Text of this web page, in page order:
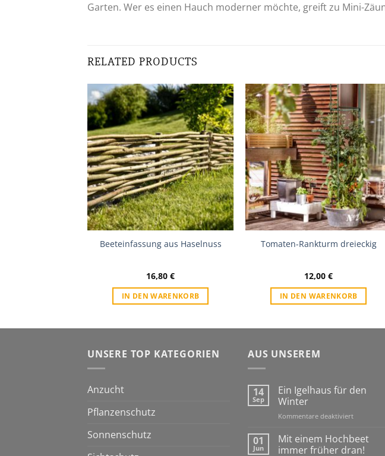
Garten. Wer es einen Hauch moderner möchte, greift zu Mini-
RELATED PRODUCTS
Zur
Wunschliste
Beeteinfassung aus Haselnuss
16,80€
IN DEN WARENKORB
Zur
Wunschliste
Tomaten-Rankturm dreieckig
12,00€
IN DEN WARENKORB
UNSERE TOP KATEGORIEN
Anzucht
Pflanzenschutz
Sonnenschutz
AUS UNSEREM
14
Sep
Ein Igelhaus für den
Winter
Kommentare deaktiviertfür
Igelhaus
01
Jun
Mit einem Hochbeet
immer früher dran!